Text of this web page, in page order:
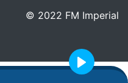
Play
© 2022 FM Imperial